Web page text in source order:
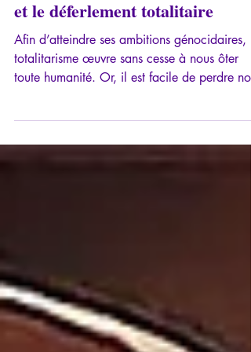
Les indésirables du totalitarisme
et le déferlement totalitaire
Afin d’atteindre ses ambitions génocidaires, le
toute humanité. Or, il est facile de perdre
compassion, à l’usure: à force de
je peux souhaiter que les prochaines foudres